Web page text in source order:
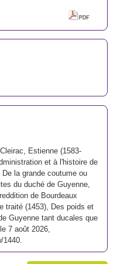
Estienne (1583-
et à l'histoire de
la grande coutume ou
du duché de Guyenne,
de Bourdeaux
traité (1453), Des poids et
Guyenne tant ducales que
7 août 2026,
1440.